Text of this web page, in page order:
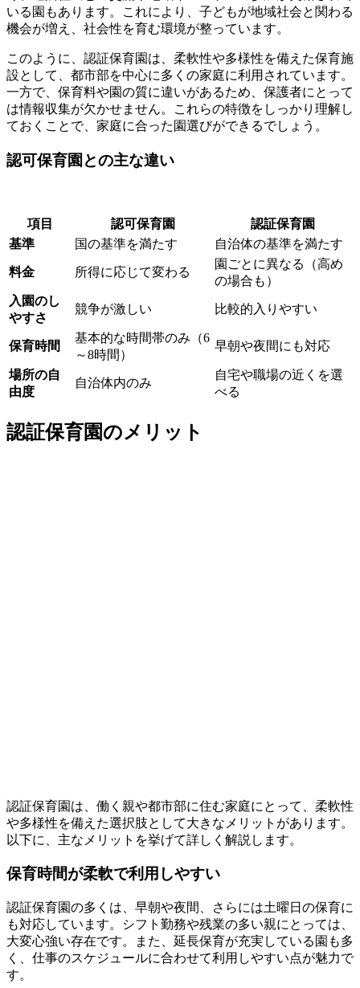
いる園もあります。これにより、子どもが地域社会と関わる
機会が増え、社会性を育む環境が整っています。
このように、認証保育園は、柔軟性や多様性を備えた保育施
設として、都市部を中心に多くの家庭に利用されています。
一方で、保育料や園の質に違いがあるため、保護者にとって
は情報収集が欠かせません。これらの特徴をしっかり理解し
ておくことで、家庭に合った園選びができるでしょう。
認可保育園との主な違い
項目 認可保育園
認証保育園
基準
国の基準を満たす 自治体の基準を満たす
料金 所得に応じて変わる
園ごとに異なる（高め
の場合も）
入園のし
やすさ
競争が激しい 比較的入りやすい
保育時間
基本的な時間帯のみ（6
～8時間）
早朝や夜間にも対応
場所の自
由度
自治体内のみ
自宅や職場の近くを選
べる
認証保育園のメリット
認証保育園は、働く親や都市部に住む家庭にとって、柔軟性
や多様性を備えた選択肢として大きなメリットがあります。
以下に、主なメリットを挙げて詳しく解説します。
保育時間が柔軟で利用しやすい
認証保育園の多くは、早朝や夜間、さらには土曜日の保育に
も対応しています。シフト勤務や残業の多い親にとっては、
大変心強い存在です。また、延長保育が充実している園も多
く、仕事のスケジュールに合わせて利用しやすい点が魅力で
す。